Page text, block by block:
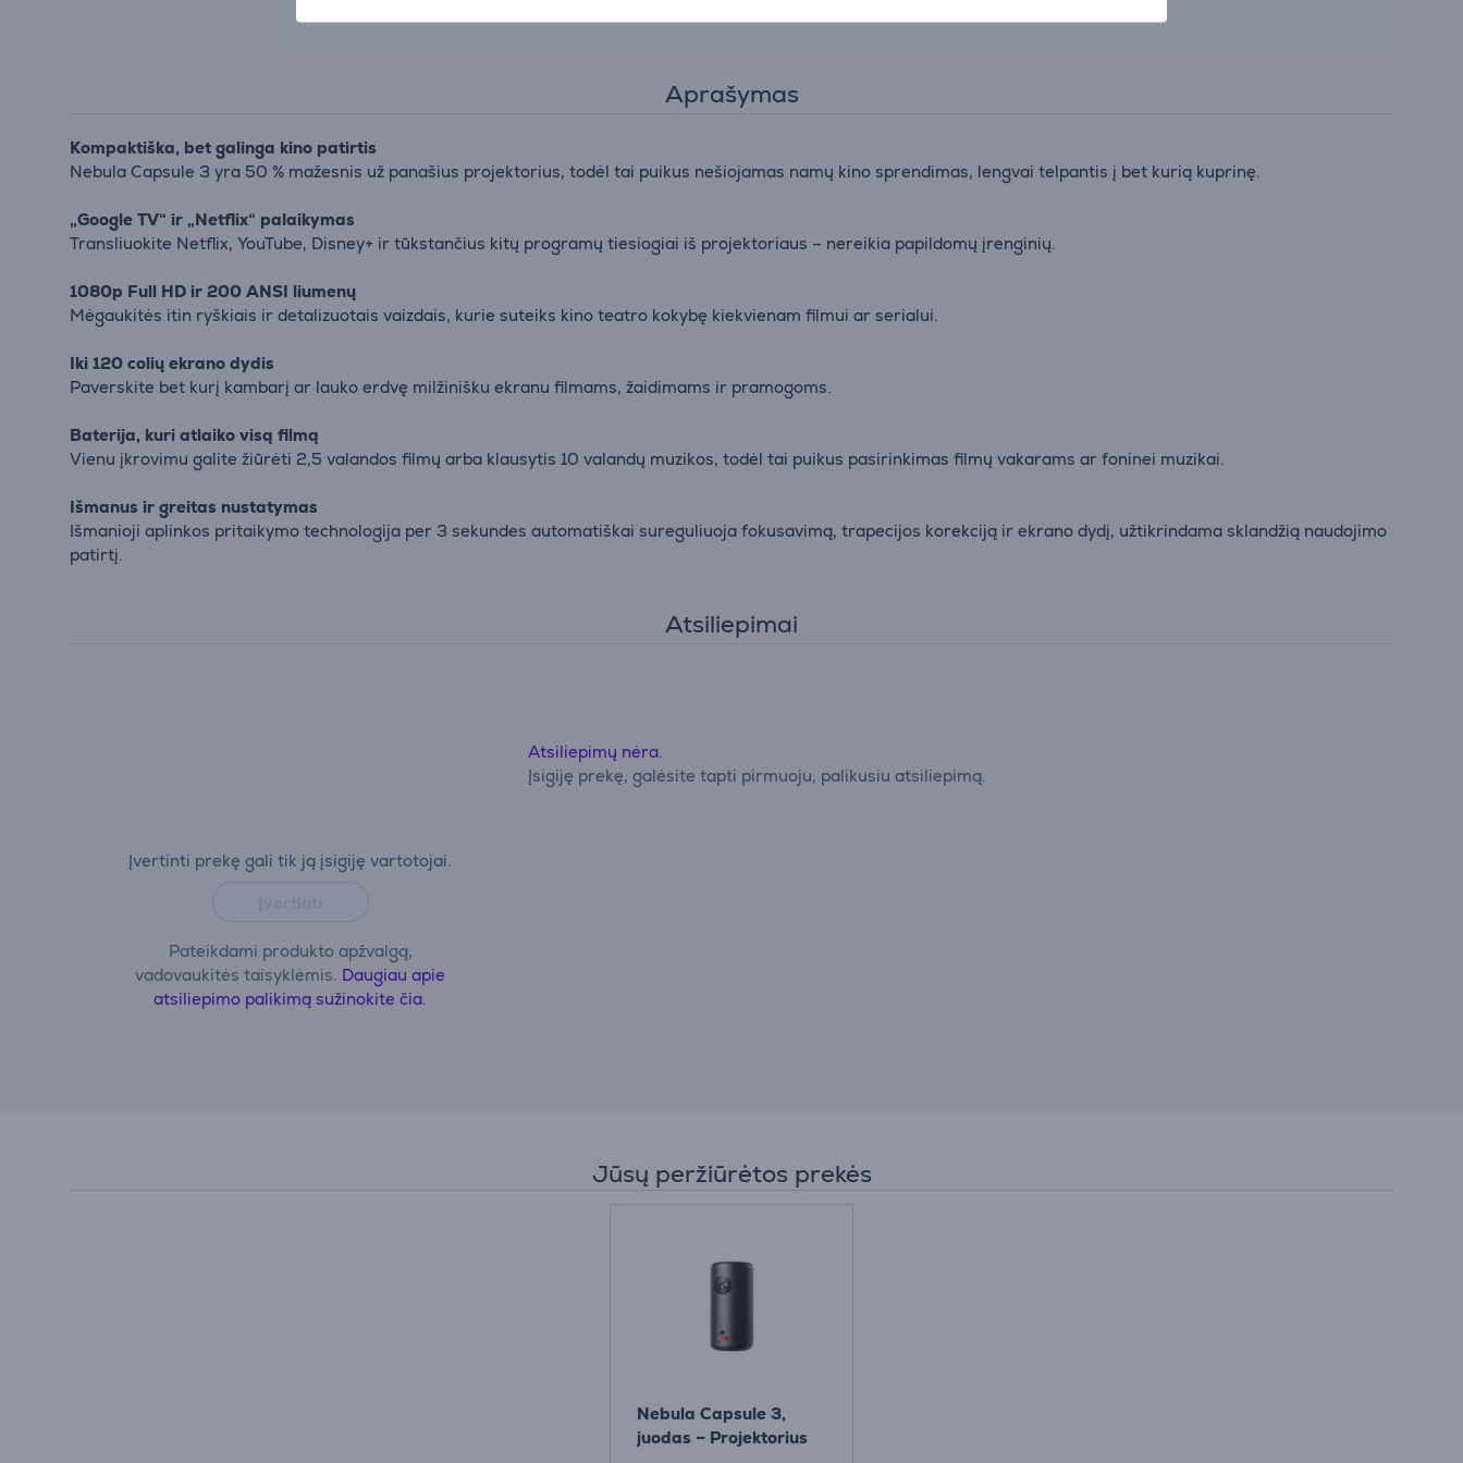
Aprašymas
Kompaktiška, bet galinga kino patirtis
Nebula Capsule 3 yra 50 % mažesnis už panašius projektorius, todėl tai puikus nešiojamas namų kino sprendimas, lengvai telpantis į bet kurią kuprinę.
„Google TV“ ir „Netflix“ palaikymas
Transliuokite Netflix, YouTube, Disney+ ir tūkstančius kitų programų tiesiogiai iš projektoriaus – nereikia papildomų įrenginių.
1080p Full HD ir 200 ANSI liumenų
Mėgaukitės itin ryškiais ir detalizuotais vaizdais, kurie suteiks kino teatro kokybę kiekvienam filmui ar serialui.
Iki 120 colių ekrano dydis
Paverskite bet kurį kambarį ar lauko erdvę milžinišku ekranu filmams, žaidimams ir pramogoms.
Baterija, kuri atlaiko visą filmą
Vienu įkrovimu galite žiūrėti 2,5 valandos filmų arba klausytis 10 valandų muzikos, todėl tai puikus pasirinkimas filmų vakarams ar foninei muzikai.
Išmanus ir greitas nustatymas
Išmanioji aplinkos pritaikymo technologija per 3 sekundes automatiškai sureguliuoja fokusavimą, trapecijos korekciją ir ekrano dydį, užtikrindama sklandžią naudojimo
patirtį.
Atsiliepimai
Įvertinti prekę gali tik ją įsigiję vartotojai.
Pateikdami produkto apžvalgą,
vadovaukitės taisyklėmis. Daugiau apie
atsiliepimo palikimą sužinokite čia.
Atsiliepimų nėra.
Įsigiję prekę, galėsite tapti pirmuoju, palikusiu atsiliepimą.
Jūsų peržiūrėtos prekės
Nebula Capsule 3,
juodas – Projektorius